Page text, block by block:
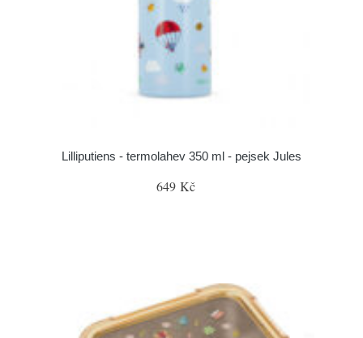
Lilliputiens - termolahev 350 ml - pejsek Jules
649 Kč